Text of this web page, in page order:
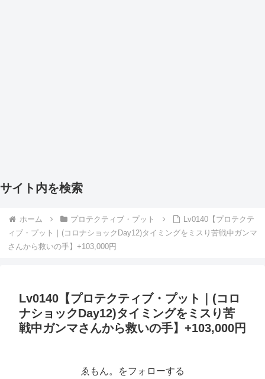
サイト内を検索
ホーム プロテクティブ・プット
Lv0140【プロテクテ
ィブ・プット｜(コロナショックDay12)タイミングをミスり苦戦中ガンマ
さんから救いの手】+103,000円
Lv0140【プロテクティブ・プット｜(コロ
ナショックDay12)タイミングをミスり苦
戦中ガンマさんから救いの手】+103,000円
ゑもん。をフォローする